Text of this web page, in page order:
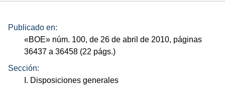
Publicado en:
«BOE» núm. 100, de 26 de abril de 2010, páginas
36437 a 36458 (22 págs.)
Sección:
I. Disposiciones generales